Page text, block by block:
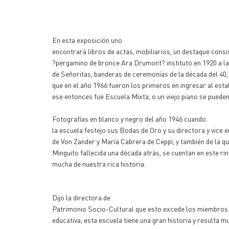
En esta exposición uno
encontrará libros de actas, mobiliarios, un destaque
?pergamino de bronce Ara Drumont? instituto en 1920 a
de Señoritas, banderas de ceremonias de la década del
que en el año 1966 fueron los primeros en ingresar al
ese entonces fue Escuela Mixta, o un viejo piano se
Fotografías en blanco y negro del año 1946 cuando
la escuela festejo sus Bodas de Oro y su directora y vice
de Von Zander y María Cabrera de Ceppi, y también de la
Minguito fallecida una década atrás, se cuentan en este
mucha de nuestra rica historia.
Dijo la directora de
Patrimonio Socio-Cultural que esto excede los miembros
educativa, esta escuela tiene una gran historia y resulta